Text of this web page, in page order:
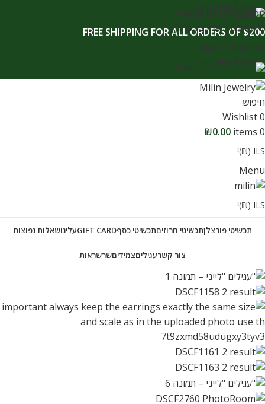
לתוכן
Skip to navigation
Skip to main content
עברית
FREE SHIPPING FOR ALL ORDERS OF $200
Login / Register
עברית
חיפוש
0
Wishlist
0
items
₪0.00
ILS (₪)
Menu
ILS (₪)
תכשיטי פורצלןתכשיטי חרוזיםתכשיטי כסףGIFT CARDעלינושאלות נפוצות
צור קשרעגיליםצמידיםשרשראות